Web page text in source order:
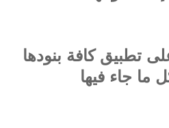
تطبيق كافة بنودها
ما جاء فيها